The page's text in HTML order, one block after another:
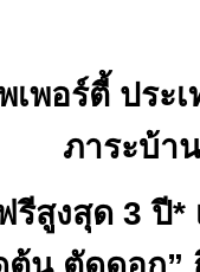
เพอร์ตี้ ประ
ภาระบ้าน
สูงสุด 3 ปี*